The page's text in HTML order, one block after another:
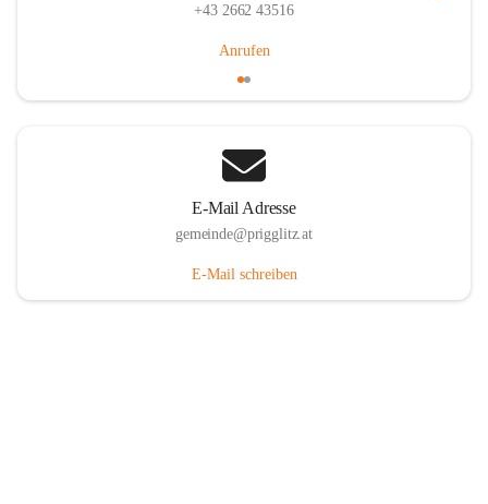
+43 2662 43516
Anrufen
E-Mail Adresse
gemeinde@prigglitz.at
E-Mail schreiben